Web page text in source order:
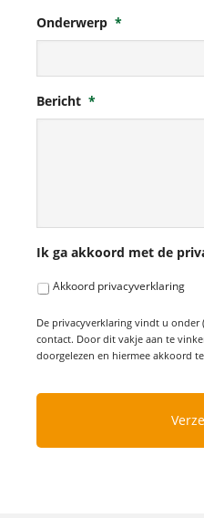
Onderwerp *
Bericht *
Ik ga akkoord met de
Akkoord privacyverklaring
De privacyverklaring vindt u onder
contact. Door dit vakje aan te
doorgelezen en hiermee akkoord